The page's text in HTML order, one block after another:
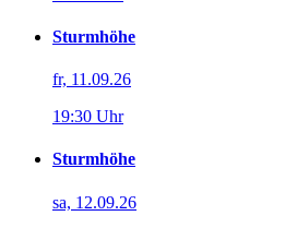
Sturmhöhe
fr, 11.09.26
19:30 Uhr
Sturmhöhe
sa, 12.09.26